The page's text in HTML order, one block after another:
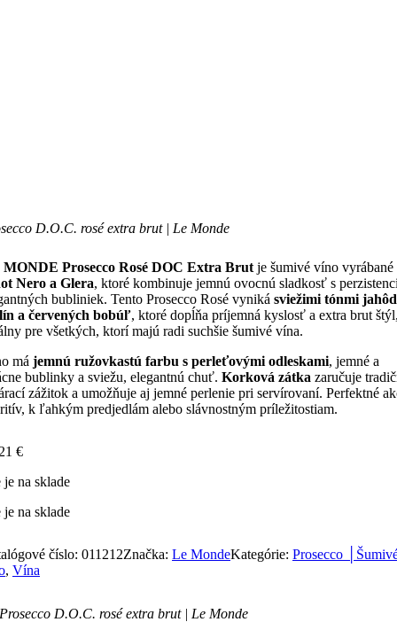
D.O.C. rosé extra brut | Le Monde
Prosecco Rosé DOC Extra Brut je šumivé víno vyrábané
Nero a Glera, ktoré kombinuje jemnú ovocnú sladkosť s
bubliniek. Tento Prosecco Rosé vyniká sviežimi tónmi
a červených bobúľ, ktoré dopĺňa príjemná kyslosť a extra brut
pre všetkých, ktorí majú radi suchšie šumivé vína.
má jemnú ružovkastú farbu s perleťovými odleskami, jemné a
bublinky a sviežu, elegantnú chuť. Korková zátka zaručuje
zážitok a umožňuje aj jemné perlenie pri servírovaní. Perfektné
k ľahkým predjedlám alebo slávnostným príležitostiam.
€
je na sklade
je na sklade
číslo: 011212Značka: Le MondeKategórie: Prosecco
, Vína
Prosecco D.O.C. rosé extra brut | Le Monde